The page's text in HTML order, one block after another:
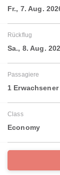
Fr., 7. Aug.
Rückflug
Sa., 8. Aug.
Passagiere
1 Erwachsener
Class
Economy